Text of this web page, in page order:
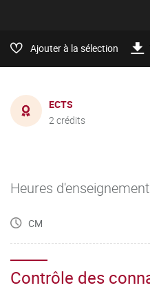
Ajouter à la sélection
ECTS
2 crédits
Heures d'enseignement
CM
Contrôle des